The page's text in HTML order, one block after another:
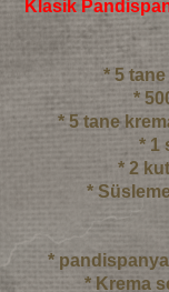
Klasik
* 5
*
* 5 tane
* 1
* 2
*
*
* Krema